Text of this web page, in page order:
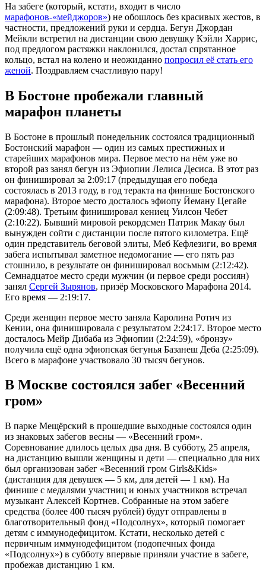
На забеге (который, кстати, входит в число
марафонов-«мейджоров») не обошлось без красивых жестов, в
частности, предложений руки и сердца. Бегун Джордан
Мейкли встретил на дистанции свою девушку Кэйли Харрис,
под предлогом растяжки наклонился, достал спрятанное
кольцо, встал на колено и неожиданно попросил её стать его
женой. Поздравляем счастливую пару!
В Бостоне пробежали главный
марафон планеты
В Бостоне в прошлый понедельник состоялся традиционный
Бостонский марафон — один из самых престижных и
старейших марафонов мира. Первое место на нём уже во
второй раз занял бегун из Эфиопии Лелиса Десиса. В этот раз
он финишировал за 2:09:17 (предыдущая его победа
состоялась в 2013 году, в год теракта на финише Бостонского
марафона). Второе место досталось эфиопу Йеману Цегайе
(2:09:48). Третьим финишировал кениец Уилсон Чебет
(2:10:22). Бывший мировой рекордсмен Патрик Макау был
вынужден сойти с дистанции после пятого километра. Ещё
один представитель беговой элиты, Меб Кефлезиги, во время
забега испытывал заметное недомогание — его пять раз
стошнило, в результате он финишировал восьмым (2:12:42).
Семнадцатое место среди мужчин (и первое среди россиян)
занял Сергей Зырянов, призёр Московского Марафона 2014.
Его время — 2:19:17.
Среди женщин первое место заняла Каролина Ротич из
Кении, она финишировала с результатом 2:24:17. Второе место
досталось Мейр Дибаба из Эфиопии (2:24:59), «бронзу»
получила ещё одна эфиопская бегунья Базанеш Деба (2:25:09).
Всего в марафоне участвовало 30 тысяч бегунов.
В Москве состоялся забег «Весенний
гром»
В парке Мещёрский в прошедшие выходные состоялся один
из знаковых забегов весны — «Весенний гром».
Соревнование длилось целых два дня. В субботу, 25 апреля,
на дистанцию вышли женщины и дети — специально для них
был организован забег «Весенний гром Girls&Kids»
(дистанция для девушек — 5 км, для детей — 1 км). На
финише с медалями участниц и юных участников встречал
музыкант Алексей Кортнев. Собранные на этом забеге
средства (более 400 тысяч рублей) будут отправлены в
благотворительный фонд «Подсолнух», который помогает
детям с иммунодефицитом. Кстати, несколько детей с
первичным иммунодефицитом (подопечных фонда
«Подсолнух») в субботу впервые приняли участие в забеге,
пробежав дистанцию 1 км.